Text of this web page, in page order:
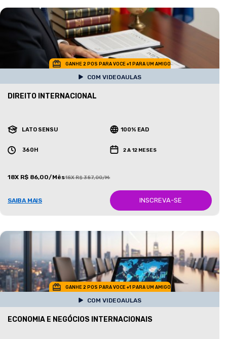
GANHE 2 POS PARA VOCE +1 PARA UM AMIGO
COM VIDEOAULAS
DIREITO INTERNACIONAL
LATO SENSU 100% EAD
360H 2 A 12 MESES
18X R$ 86,00/Mês18X R$ 387,00/Mês
SAIBA MAIS INSCREVA-SE
GANHE 2 POS PARA VOCE +1 PARA UM AMIGO
COM VIDEOAULAS
ECONOMIA E NEGÓCIOS INTERNACIONAIS